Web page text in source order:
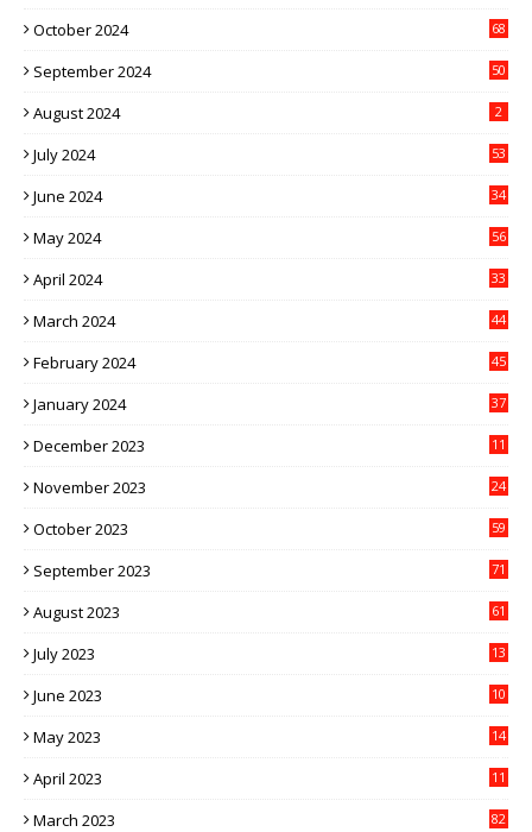
October 2024 68
September 2024 50
August 2024 2
July 2024 53
June 2024 34
May 2024 56
April 2024 33
March 2024 44
February 2024 45
January 2024 37
December 2023 11
November 2023 24
October 2023 59
September 2023 71
August 2023 61
July 2023
13
June 2023
10
May 2023
14
April 2023
11
March 2023 82